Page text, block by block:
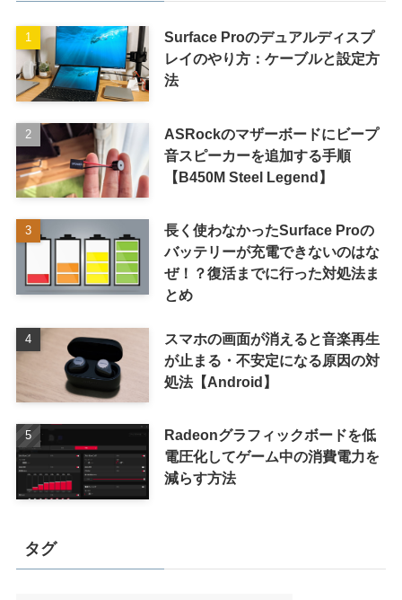
Surface Proのデュアルディスプ
レイのやり方：ケーブルと設定方
法
ASRockのマザーボードにビープ
音スピーカーを追加する手順
【B450M Steel Legend】
長く使わなかったSurface Proの
バッテリーが充電できないのはな
ぜ！？復活までに行った対処法ま
とめ
スマホの画面が消えると音楽再生
が止まる・不安定になる原因の対
処法【Android】
Radeonグラフィックボードを低
電圧化してゲーム中の消費電力を
減らす方法
タグ